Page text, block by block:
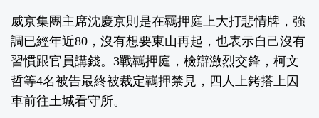
威京集團主席沈慶京則是在羈押庭上大打悲情牌，強
調已經年近80，沒有想要東山再起，也表示自己沒有
習慣跟官員講錢。3戰羈押庭，檢辯激烈交鋒，柯文
哲等4名被告最終被裁定羈押禁見，四人上銬搭上囚
車前往土城看守所。